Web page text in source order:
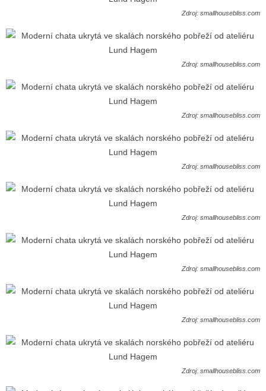
Zdroj: smallhousebliss.com
Zdroj: smallhousebliss.com
Zdroj: smallhousebliss.com
Zdroj: smallhousebliss.com
Zdroj: smallhousebliss.com
Zdroj: smallhousebliss.com
Zdroj: smallhousebliss.com
Zdroj: smallhousebliss.com